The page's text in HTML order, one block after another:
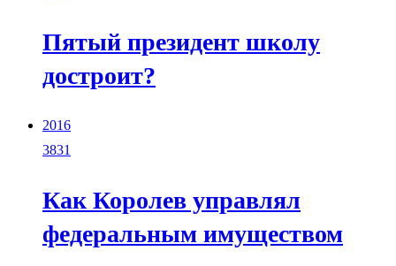
Пятый президент школу
достроит?
2016
3831
Как Королев управлял
федеральным имуществом